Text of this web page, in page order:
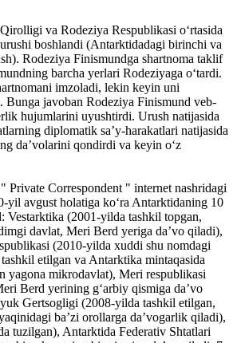
va Rodeziya Respublikasi oʻrtasida
boshlandi (Antarktidadagi birinchi va
Rodeziya Finismundga shartnoma taklif
barcha yerlari Rodeziyaga oʻtardi.
imzoladi, lekin keyin uni
Bunga javoban Rodeziya Finismund veb-
hujumlarini uyushtirdi. Urush natijasida
diplomatik saʼy-harakatlari natijasida
daʼvolarini qondirdi va keyin oʻz
Private Correspondent " internet nashridagi
yil avgust holatiga koʻra Antarktidaning 10
Vestarktika (2001-yilda tashkil topgan,
davlat, Meri Berd yeriga daʼvo qiladi),
(2010-yilda xuddi shu nomdagi
etilgan va Antarktika mintaqasida
yagona mikrodavlat), Meri respublikasi
Berd yerining gʻarbiy qismiga daʼvo
Gertsogligi (2008-yilda tashkil etilgan,
baʼzi orollarga daʼvogarlik qiladi),
tuzilgan), Antarktida Federativ Shtatlari